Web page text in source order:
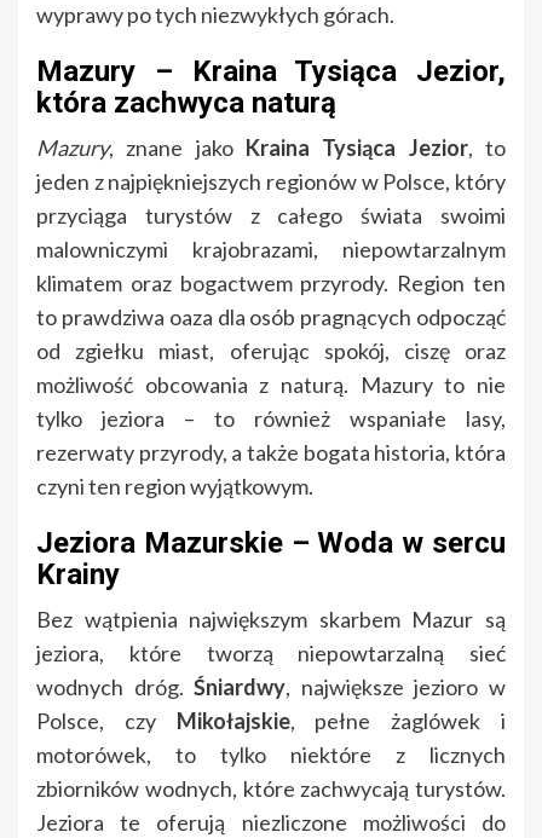
wyprawy po tych niezwykłych górach.
Mazury – Kraina Tysiąca Jezior,
która zachwyca naturą
Mazury, znane jako Kraina Tysiąca Jezior, to
jeden z najpiękniejszych regionów w Polsce, który
przyciąga turystów z całego świata swoimi
malowniczymi krajobrazami, niepowtarzalnym
klimatem oraz bogactwem przyrody. Region ten
to prawdziwa oaza dla osób pragnących odpocząć
od zgiełku miast, oferując spokój, ciszę oraz
możliwość obcowania z naturą. Mazury to nie
tylko jeziora – to również wspaniałe lasy,
rezerwaty przyrody, a także bogata historia, która
czyni ten region wyjątkowym.
Jeziora Mazurskie – Woda w sercu
Krainy
Bez wątpienia największym skarbem Mazur są
jeziora, które tworzą niepowtarzalną sieć
wodnych dróg.Śniardwy, największe jezioro w
Polsce, czy Mikołajskie, pełne żaglówek i
motorówek, to tylko niektóre z licznych
zbiorników wodnych, które zachwycają turystów.
Jeziora te oferują niezliczone możliwości do